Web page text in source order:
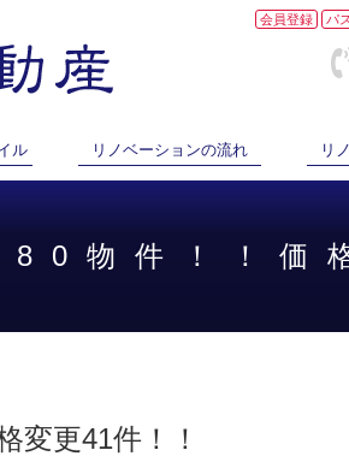
会員登録 パ
ル リノベーションの流れ リ
物件！！価
変更41件！！